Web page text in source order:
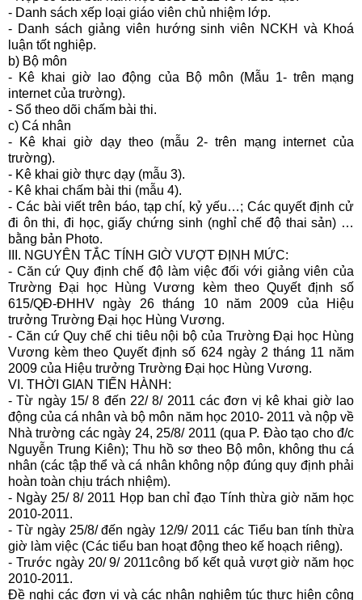
- Danh sách xếp loại giáo viên chủ nhiệm lớp.
- Danh sách giảng viên hướng sinh viên NCKH và Khoá
luận tốt nghiệp.
b) Bộ môn
- Kê khai giờ lao động của Bộ môn (Mẫu 1- trên mạng
internet của trường).
- Sổ theo dõi chấm bài thi.
c) Cá nhân
- Kê khai giờ dạy theo (mẫu 2- trên mạng internet của
trường).
- Kê khai giờ thực dạy (mẫu 3).
- Kê khai chấm bài thi (mẫu 4).
- Các bài viết trên báo, tạp chí, kỷ yếu…; Các quyết định cử
đi ôn thi, đi học, giấy chứng sinh (nghỉ chế độ thai sản) …
bằng bản Photo.
III. NGUYÊN TẮC TÍNH GIỜ VƯỢT ĐỊNH MỨC:
- Căn cứ Quy định chế độ làm việc đối với giảng viên của
Trường Đại học Hùng Vương kèm theo Quyết định số
615/QĐ-ĐHHV ngày 26 tháng 10 năm 2009 của Hiệu
trưởng Trường Đại học Hùng Vương.
- Căn cứ Quy chế chi tiêu nội bộ của Trường Đại học Hùng
Vương kèm theo Quyết định số 624 ngày 2 tháng 11 năm
2009 của Hiệu trưởng Trường Đại học Hùng Vương.
VI. THỜI GIAN TIẾN HÀNH:
- Từ ngày 15/ 8 đến 22/ 8/ 2011 các đơn vị kê khai giờ lao
động của cá nhân và bộ môn năm học 2010- 2011 và nộp về
Nhà trường các ngày 24, 25/8/ 2011 (qua P. Đào tạo cho đ/c
Nguyễn Trung Kiên); Thu hồ sơ theo Bộ môn, không thu cá
nhân (các tập thể và cá nhân không nộp đúng quy định phải
hoàn toàn chịu trách nhiệm).
- Ngày 25/ 8/ 2011 Họp ban chỉ đạo Tính thừa giờ năm học
2010-2011.
- Từ ngày 25/8/ đến ngày 12/9/ 2011 các Tiểu ban tính thừa
giờ làm việc (Các tiểu ban hoạt động theo kế hoạch riêng).
- Trước ngày 20/ 9/ 2011công bố kết quả vượt giờ năm học
2010-2011.
Đề nghị các đơn vị và các nhân nghiêm túc thực hiện công